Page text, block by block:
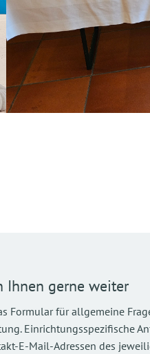
Ihnen gerne weiter
Formular für allgemeine
Einrichtungsspezifische
E-Mail-Adressen des